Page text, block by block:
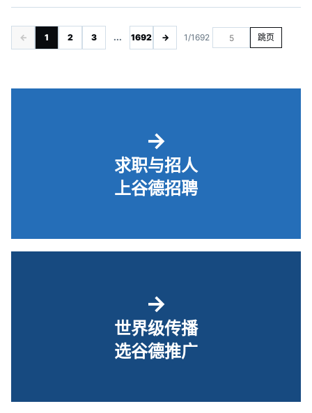
← 1 2 3 ... 1692 → 1/1692 跳页
→
求职与招人
上谷德招聘
→
世界级传播
选谷德推广